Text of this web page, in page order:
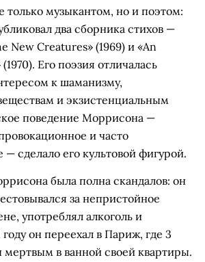
музыкантом, но и поэтом:
два сборника стихов —
New Creatures» (1969) и «An
Его поэзия отличалась
к шаманизму,
и экзистенциальным
поведение Моррисона —
и часто
— сделало его культовой фигурой.
была полна скандалов: он
за непристойное
употреблял алкоголь и
году он переехал в Париж, где 3
в ванной своей квартиры.